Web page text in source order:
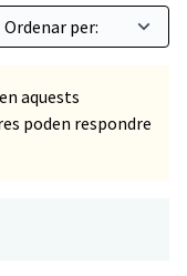
aquests
poden respondre